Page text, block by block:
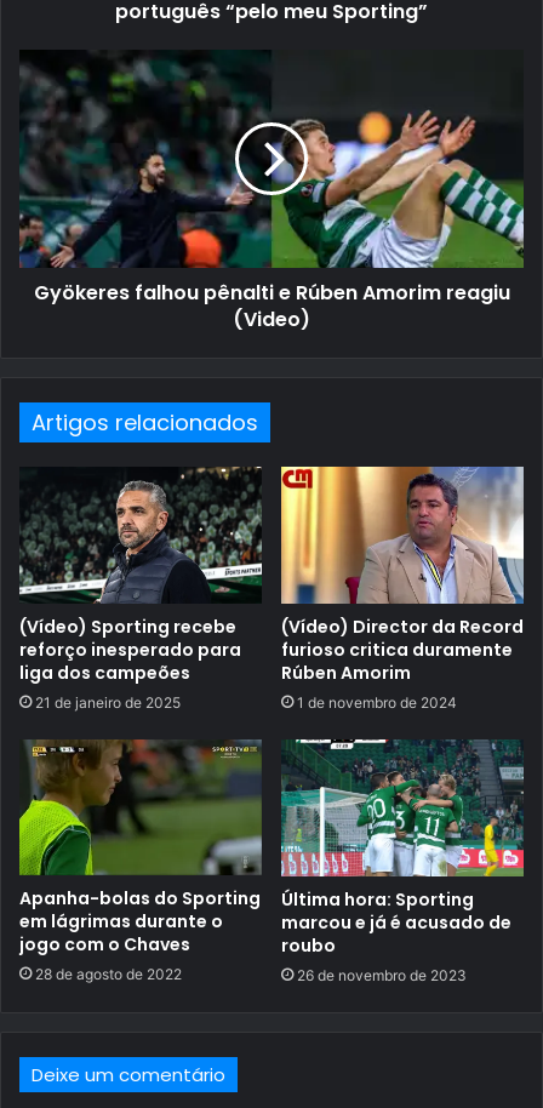
português “pelo meu Sporting”
Gyökeres falhou pênalti e Rúben Amorim reagiu
(Video)
Artigos relacionados
(Vídeo) Sporting recebe
reforço inesperado para
liga dos campeões
21 de janeiro de 2025
(Vídeo) Director da Record
furioso critica duramente
Rúben Amorim
1 de novembro de 2024
Apanha-bolas do Sporting
em lágrimas durante o
jogo com o Chaves
28 de agosto de 2022
Última hora: Sporting
marcou e já é acusado de
roubo
26 de novembro de 2023
Deixe um comentário